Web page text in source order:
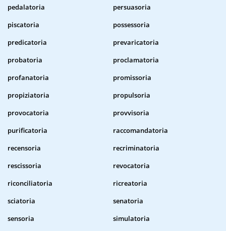
pedalatoria
persuasoria
piscatoria
possessoria
predicatoria
prevaricatoria
probatoria
proclamatoria
profanatoria
promissoria
propiziatoria
propulsoria
provocatoria
provvisoria
purificatoria
raccomandatoria
recensoria
recriminatoria
rescissoria
revocatoria
riconciliatoria
ricreatoria
sciatoria
senatoria
sensoria
simulatoria